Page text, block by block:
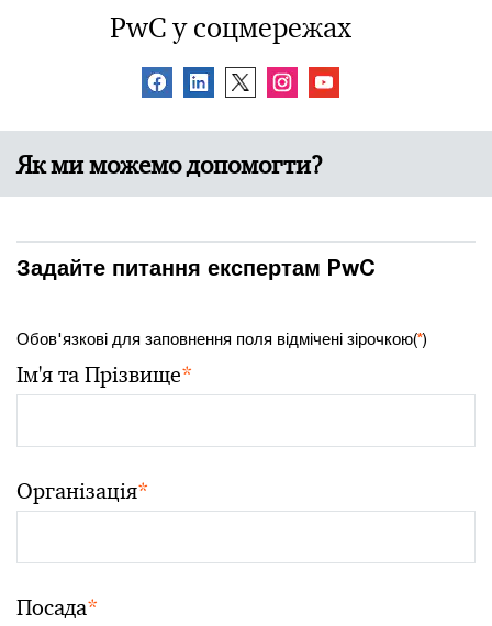
PwC у соцмережах
Як ми можемо допомогти?
Задайте питання експертам PwC
Обов'язкові для заповнення поля відмічені зірочкою(*)
Ім'я та Прізвище*
Організація*
Посада*